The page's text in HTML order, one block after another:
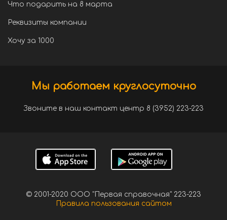
Что подарить на 8 марта
Реквизиты компании
Хочу за 1000
Мы работаем круглосуточно
Звоните в наш контакт центр 8 (3952) 223-223
© 2001-2020 ООО "Первая справочная" 223-223
Правила пользования сайтом